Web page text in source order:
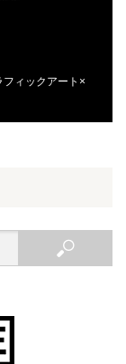
ィックアート×